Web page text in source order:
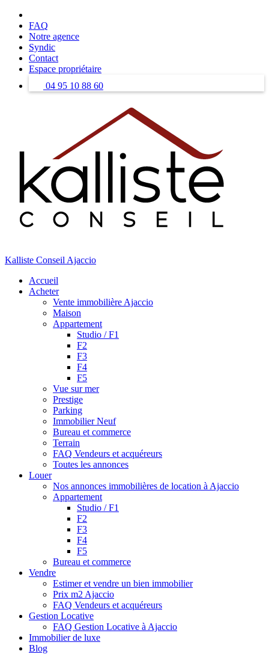
Skip
content
FAQ
Notre agence
Syndic
Contact
Espace propriétaire
04 95 10 88 60
Kalliste Conseil Ajaccio
Accueil
Acheter
Vente immobilière Ajaccio
Maison
Appartement
Studio / F1
F2
F3
F4
F5
Vue sur mer
Prestige
Parking
Immobilier Neuf
Bureau et commerce
Terrain
FAQ Vendeurs et acquéreurs
Toutes les annonces
Louer
Nos annonces immobilières de location à Ajaccio
Appartement
Studio / F1
F2
F3
F4
F5
Bureau et commerce
Vendre
Estimer et vendre un bien immobilier
Prix m2 Ajaccio
FAQ Vendeurs et acquéreurs
Gestion Locative
FAQ Gestion Locative à Ajaccio
Immobilier de luxe
Blog